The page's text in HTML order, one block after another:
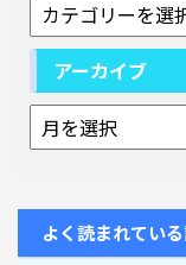
アーカイブ
よく読まれてい